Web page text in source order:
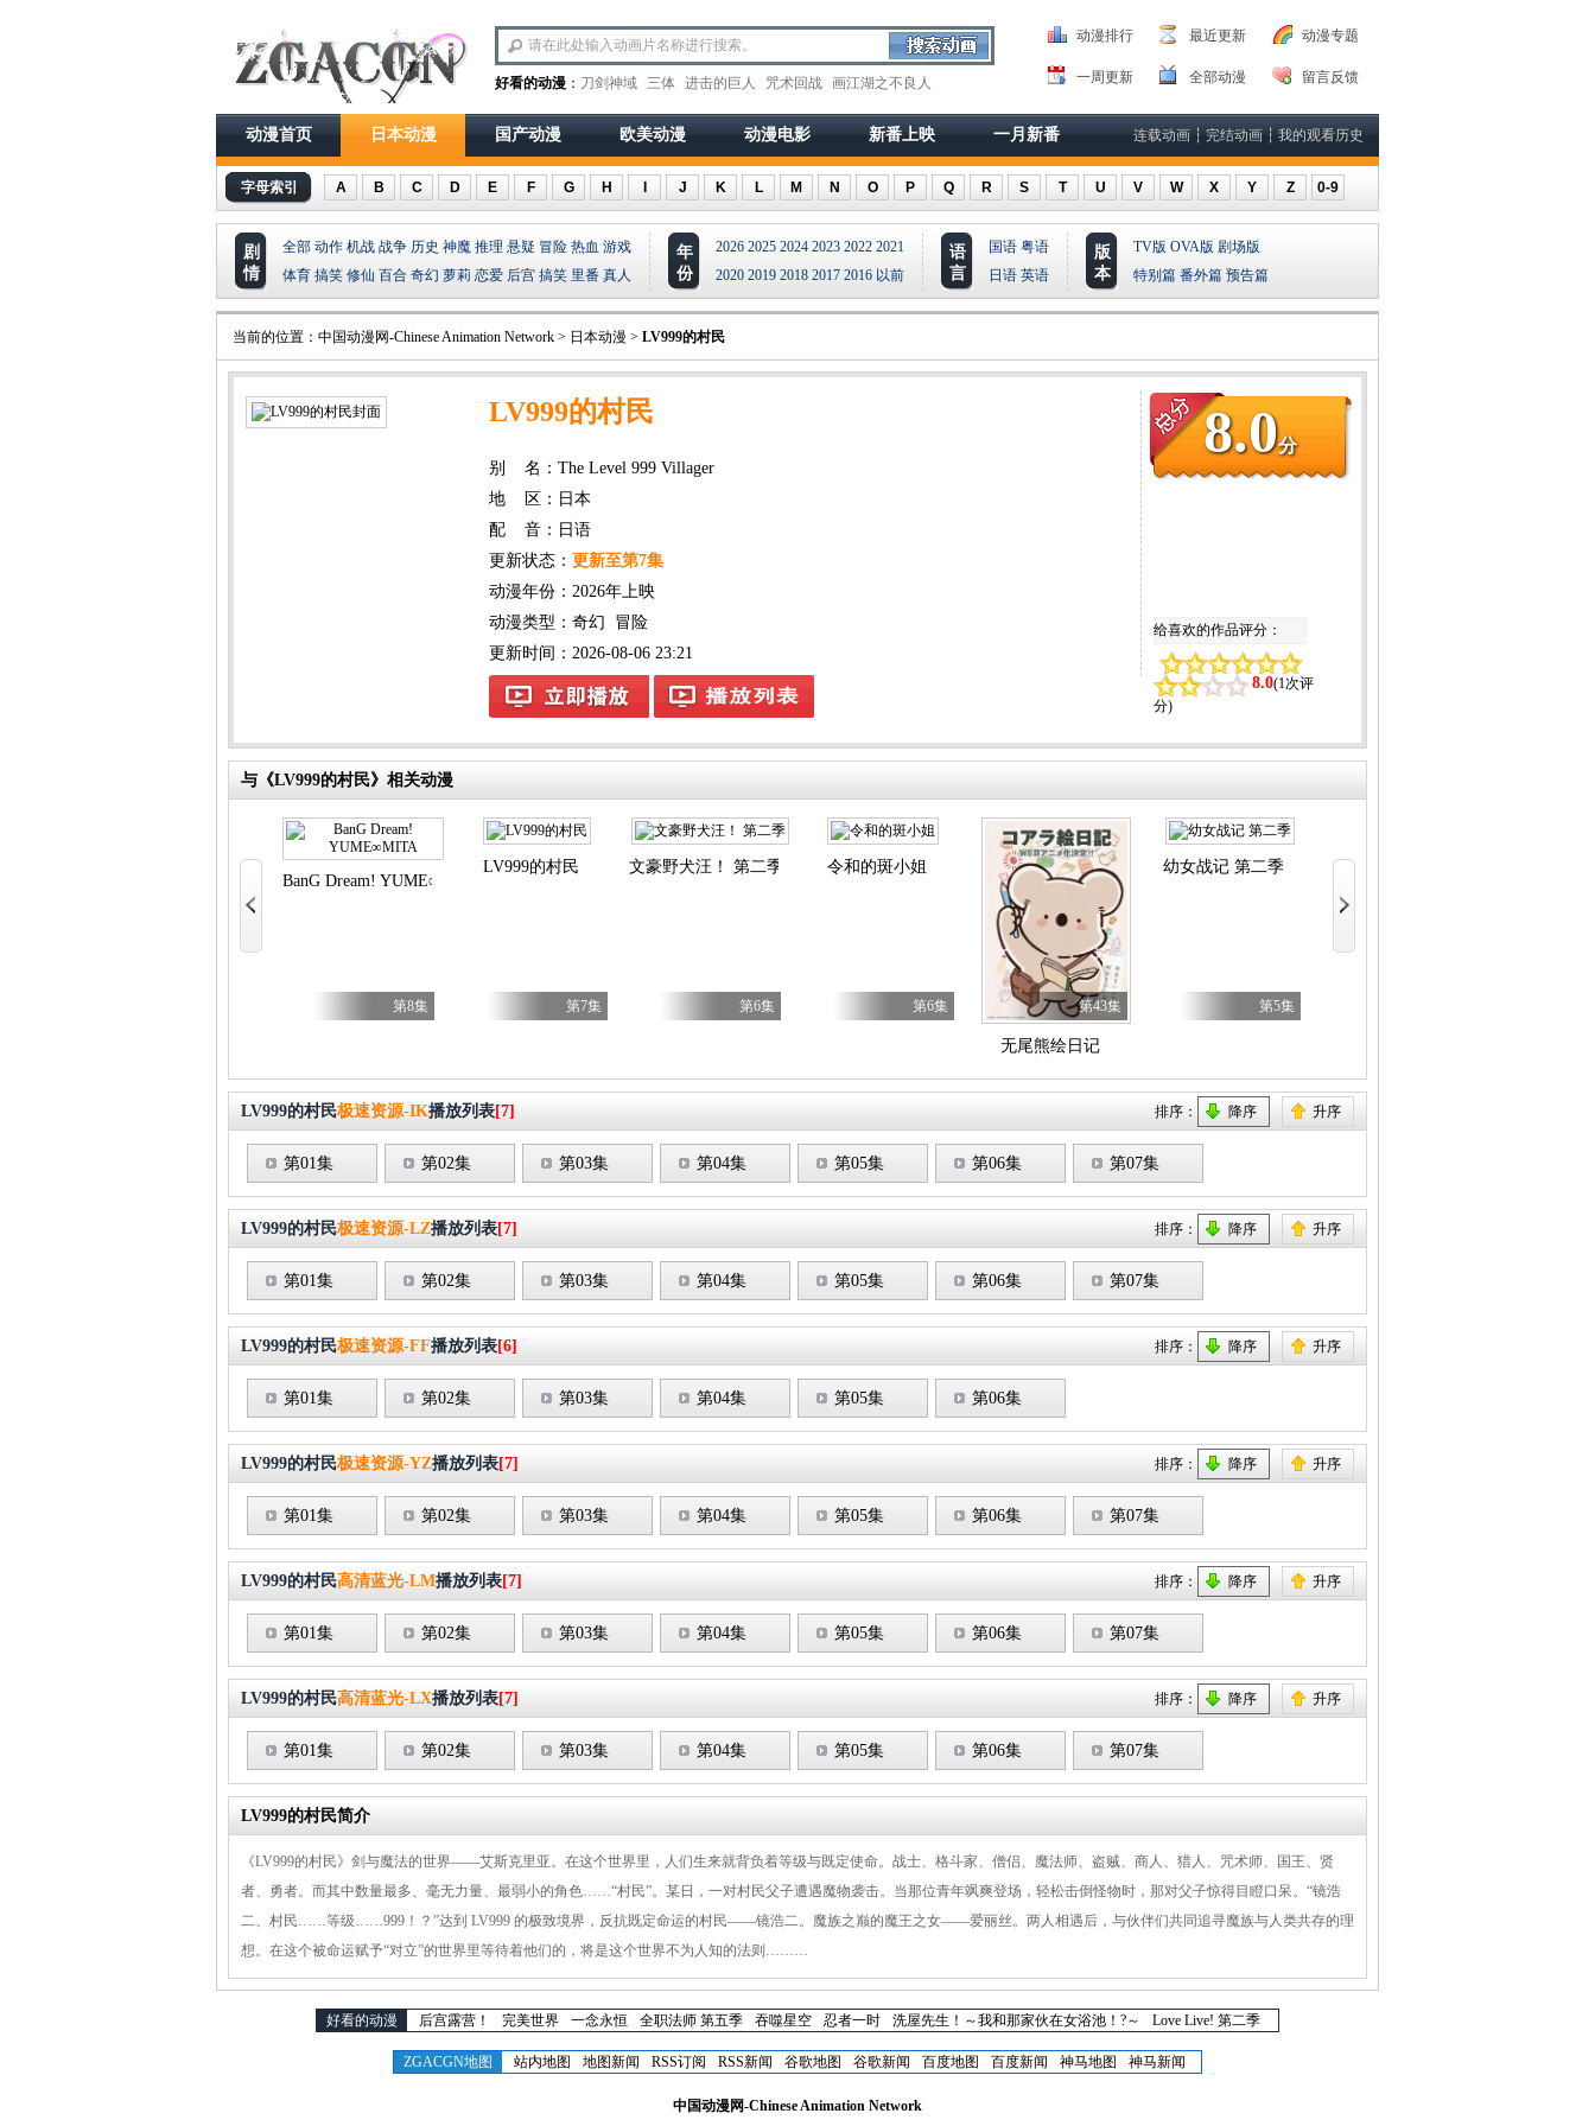
好看的动漫 ： 刀剑神域 三体 进击的巨人 咒术回战 画江湖之不良人
动漫排行 最近更新 动漫专题
一周更新 全部动漫 留言反馈
动漫首页 日本动漫 国产动漫 欧美动漫 动漫电影 新番上映 一月新番 连载动画 ┆ 完结动画 ┆ 我的观看历史
字母索引 A B C D E F G H J K L M N O P Q R S T U V W X Y Z 0-9
剧
情
全部 动作 机战 战争 历史 神魔 推理 悬疑 冒险 热血 游戏
体育 搞笑 修仙 百合 奇幻 萝莉 恋爱 后宫 搞笑 里番 真人
年
份
2026 2025 2024 2023 2022 2021
2020 2019 2018 2017 2016 以前
语
言
国语 粤语
日语 英语
版
本
TV版 OVA版 剧场版
特别篇 番外篇 预告篇
当前的位置： 中国动漫网-Chinese Animation Network > 日本动漫 > LV999的村民
8.0分
给喜欢的作品评分：
8.0(1次评
分)
LV999的村民
别 名：The Level 999 Villager
地 区：日本
配 音：日语
更新状态： 更新至第7集
动漫年份： 2026年上映
动漫类型： 奇幻
冒险
更新时间：2026-08-06 23:21
与《LV999的村民》相关动漫
BanG Dream! YUME∞MITA
第8集
LV999的村民
第7集
文豪野犬汪！ 第二季
第6集
令和的斑小姐
第6集
无尾熊绘日记
第43集
幼女战记 第二季
第5集
LV999的村民极速资源-IK播放列表[7] 排序： 降序 升序
第01集 第02集 第03集 第04集 第05集 第06集 第07集
LV999的村民极速资源-LZ播放列表[7] 排序： 降序 升序
第01集 第02集 第03集 第04集 第05集 第06集 第07集
LV999的村民极速资源-FF播放列表[6] 排序： 降序 升序
第01集 第02集 第03集 第04集 第05集 第06集
LV999的村民极速资源-YZ播放列表[7] 排序： 降序 升序
第01集 第02集 第03集 第04集 第05集 第06集 第07集
LV999的村民高清蓝光-LM播放列表[7] 排序： 降序 升序
第01集 第02集 第03集 第04集 第05集 第06集 第07集
LV999的村民高清蓝光-LX播放列表[7] 排序： 降序 升序
第01集 第02集 第03集 第04集 第05集 第06集 第07集
LV999的村民简介
《LV999的村民》剑与魔法的世界——艾斯克里亚。在这个世界里，人们生来就背负着等级与既定使命。战士、格斗家、僧侣、魔法师、盗贼、商人、猎人、咒术师、国王、贤
者、勇者。而其中数量最多、毫无力量、最弱小的角色……“村民”。某日，一对村民父子遭遇魔物袭击。当那位青年飒爽登场，轻松击倒怪物时，那对父子惊得目瞪口呆。“镜浩
二、村民……等级……999！？”达到 LV999 的极致境界，反抗既定命运的村民——镜浩二。魔族之巅的魔王之女——爱丽丝。两人相遇后，与伙伴们共同追寻魔族与人类共存的理
想。在这个被命运赋予“对立”的世界里等待着他们的，将是这个世界不为人知的法则………
好看的动漫 后宫露营！ 完美世界 一念永恒 全职法师 第五季 吞噬星空 忍者一时 洗屋先生！～我和那家伙在女浴池！?～ Love Live! 第二季
ZGACGN地图 站内地图 地图新闻 RSS订阅 RSS新闻 谷歌地图 谷歌新闻 百度地图 百度新闻 神马地图 神马新闻
中国动漫网-Chinese Animation Network